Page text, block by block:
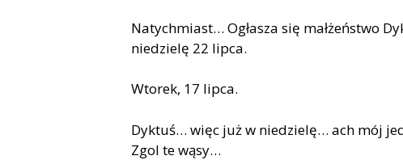
Natychmiast… Ogłasza się małżeństwo
niedzielę 22 lipca.
Wtorek, 17 lipca.
Dyktuś… więc już w niedzielę… ach mój
Zgol te wąsy…